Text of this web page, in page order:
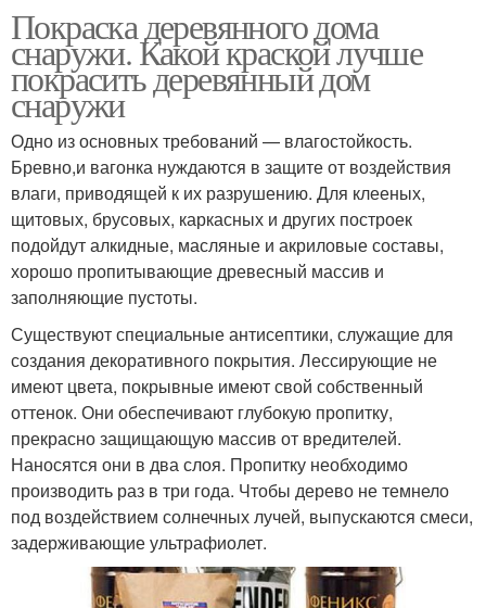
Покраска деревянного дома
снаружи. Какой краской лучше
покрасить деревянный дом
снаружи
Одно из основных требований — влагостойкость.
Бревно,и вагонка нуждаются в защите от воздействия
влаги, приводящей к их разрушению. Для клееных,
щитовых, брусовых, каркасных и других построек
подойдут алкидные, масляные и акриловые составы,
хорошо пропитывающие древесный массив и
заполняющие пустоты.
Существуют специальные антисептики, служащие для
создания декоративного покрытия. Лессирующие не
имеют цвета, покрывные имеют свой собственный
оттенок. Они обеспечивают глубокую пропитку,
прекрасно защищающую массив от вредителей.
Наносятся они в два слоя. Пропитку необходимо
производить раз в три года. Чтобы дерево не темнело
под воздействием солнечных лучей, выпускаются смеси,
задерживающие ультрафиолет.